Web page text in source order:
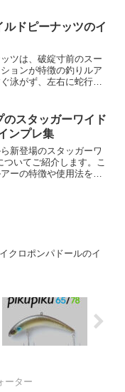
グベイトを紹介しま
チビ...
ルドピーナッツのイ
ツは、破綻寸前のスー
ョンが特徴の釣りルア
泳がず、左右に蛇行し
ピーナッツは、やや長
しており...
のスタッガーワイド
ンプレ集
新登場のスタッガーワ
ついてご紹介します。こ
ーの特徴や使用法を知
クロポンパドールのイ
ーター